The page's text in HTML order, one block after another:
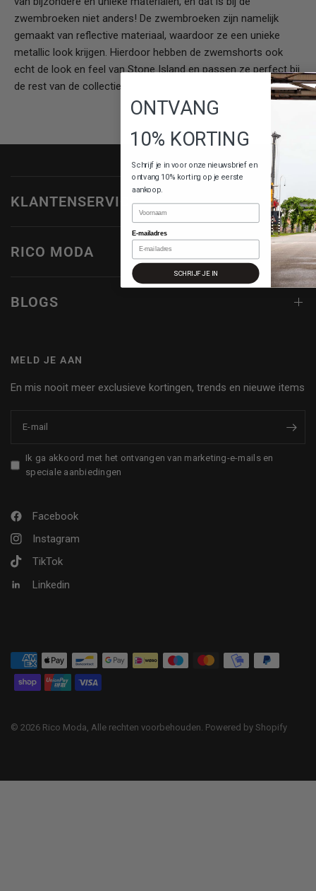
zwembroeken niet anders! De zwembroeken zijn namelijk
gemaakt van reflective materiaal, waardoor ze een unieke
metallic look krijgen. Hierdoor hebben de zwemshorts ook
echt de look en feel van Stone Island en passen ze perfect bij
de rest van de collectie!
KLANTENSERVICE
RICO MODA
BLOGS
MELD JE AAN
En mis nooit meer exclusieve kortingen, trends en nieuwe items
E‑mail
Ik ga akkoord met het ontvangen van marketing-e-mails en
speciale aanbiedingen
Facebook
Instagram
TikTok
Linkedin
© 2026 Rico Moda, Alle rechten voorbehouden. Powered by Shopify
ONTVANG
10% KORTING
Schrijf je in voor onze nieuwsbrief en
ontvang 10% korting op je eerste
aankoop.
Naam
E-mailadres
SCHRIJF JE IN